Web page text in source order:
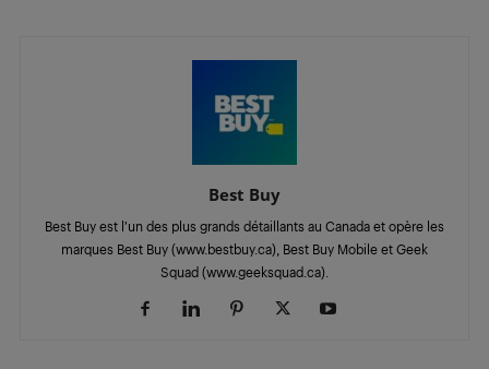
Best Buy
Best Buy est l’un des plus grands détaillants au Canada et opère les
marques Best Buy (www.bestbuy.ca), Best Buy Mobile et Geek
Squad (www.geeksquad.ca).